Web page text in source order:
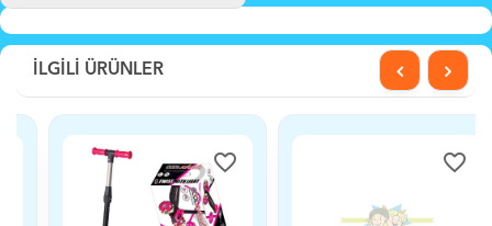
İLGİLİ ÜRÜNLER
favorite_border